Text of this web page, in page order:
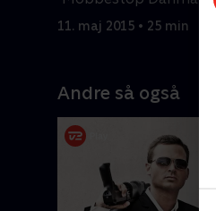
11. maj 2015 • 25 min
Andre så også